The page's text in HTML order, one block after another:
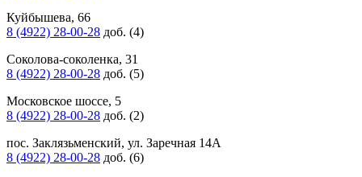
Куйбышева, 66
8 (4922) 28-00-28 доб. (4)
Соколова-соколенка, 31
8 (4922) 28-00-28 доб. (5)
Московское шоссе, 5
8 (4922) 28-00-28 доб. (2)
пос. Заклязьменский, ул. Заречная 14А
8 (4922) 28-00-28 доб. (6)